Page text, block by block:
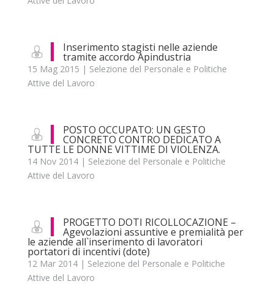
Inserimento stagisti nelle aziende
tramite accordo Apindustria
15 Mag 2015 | Selezione del Personale e Politiche
Attive del Lavoro
POSTO OCCUPATO: UN GESTO
CONCRETO CONTRO DEDICATO A
TUTTE LE DONNE VITTIME DI VIOLENZA.
14 Nov 2014| Selezione del Personale e Politiche
Attive del Lavoro
PROGETTO DOTI RICOLLOCAZIONE –
Agevolazioni assuntive e premialità per
le aziende all`inserimento di lavoratori
portatori di incentivi (dote)
12 Mar 2014| Selezione del Personale e Politiche
Attive del Lavoro